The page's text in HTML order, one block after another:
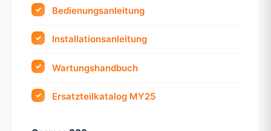
Bedienungsanleitung
Installationsanleitung
Wartungshandbuch
Ersatzteilkatalog MY25